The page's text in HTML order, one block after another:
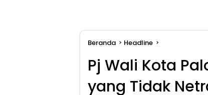
Beranda Headline
Pj Wali Kota
yang Tidak